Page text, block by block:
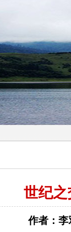
世纪
作者：